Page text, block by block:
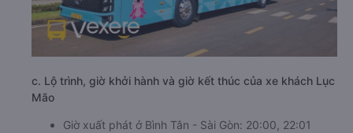
c. Lộ trình, giờ khởi hành và giờ kết thúc của xe khách Lục
Mão
Giờ xuất phát ở Bình Tân - Sài Gòn: 20:00, 22:01